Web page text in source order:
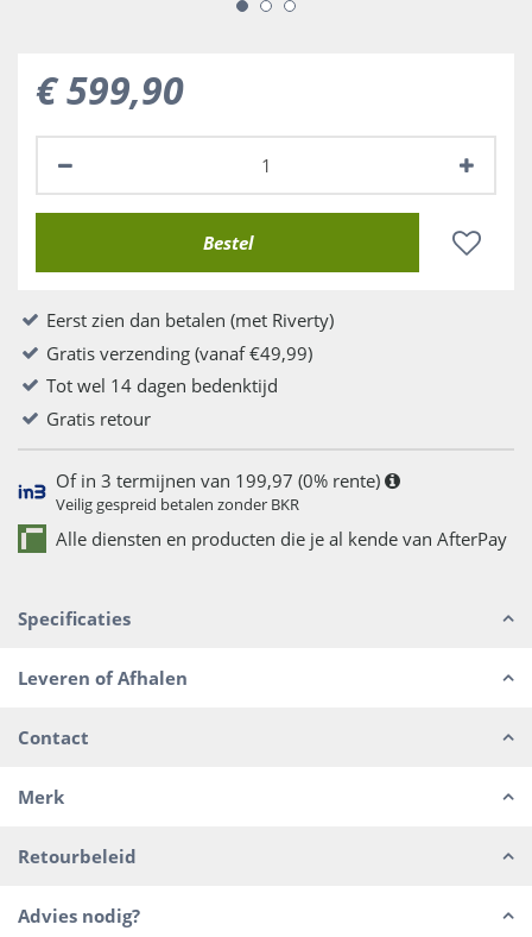
€599,90
Eerst zien dan betalen (met Riverty)
Gratis verzending (vanaf €49,99)
Tot wel 14 dagen bedenktijd
Gratis retour
Of in 3 termijnen van 199,97 (0% rente)
Veilig gespreid betalen zonder BKR
Alle diensten en producten die je al kende van AfterPay
Specificaties
Leveren of Afhalen
Contact
Merk
Retourbeleid
Advies nodig?